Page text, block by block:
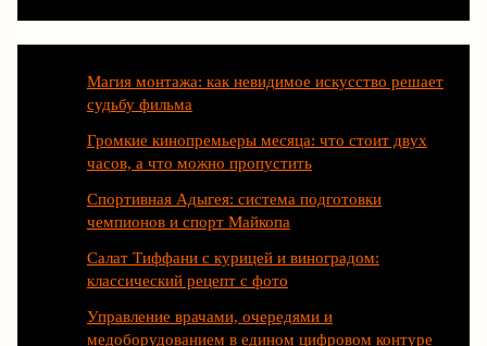
Магия монтажа: как невидимое искусство решает
судьбу фильма
Громкие кинопремьеры месяца: что стоит двух
часов, а что можно пропустить
Спортивная Адыгея: система подготовки
чемпионов и спорт Майкопа
Салат Тиффани с курицей и виноградом:
классический рецепт с фото
Управление врачами, очередями и
медоборудованием в едином цифровом контуре